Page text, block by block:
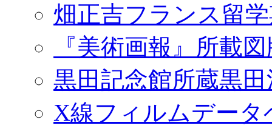
畑正吉フランス留
『美術画報』所載
黒田記念館所蔵黒
X線フィルムデータ